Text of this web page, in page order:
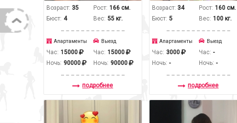
Возраст: 35
Бюст: 4
Рост: 166 см.
Вес: 55 кг.
Апартаменты
Час: 15000
Ночь: 90000
Выезд
Час: 15000
Ночь: 90000
подробнее
Возраст: 34
Бюст: 5
Рост: 160 см.
Вес: 100 кг.
Апартаменты
Час: 3000
Ночь: -
Выезд
Час: -
Ночь: -
подробнее